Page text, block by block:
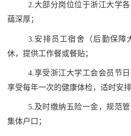
2.大部分岗位位于浙江大学
蕴深厚；
3.安排员工宿舍（后勤保障
休，提供工作餐或餐贴；
4.享受浙江大学工会会员节
享受每年一次的健康体检，适时安排
5.及时缴纳五险一金，规范
集体户口；